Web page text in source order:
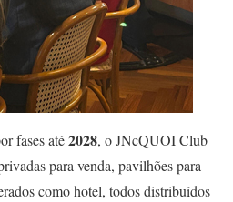
fases até2028, o JNcQUOI Club
para venda, pavilhões para
como hotel, todos distribuídos